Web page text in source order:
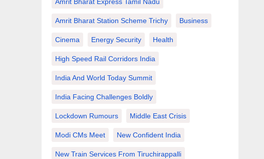
Amrit Bharat Express Tamil Nadu
Amrit Bharat Station Scheme Trichy Business
Cinema Energy Security Health
High Speed Rail Corridors India
India And World Today Summit
India Facing Challenges Boldly
Lockdown Rumours Middle East Crisis
Modi CMs Meet New Confident India
New Train Services From Tiruchirappalli